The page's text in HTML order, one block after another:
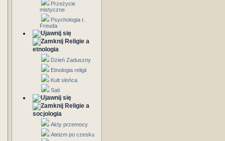
Przeżycie
mistyczne
Psychologia r.
Freuda
Religie a
etnologia
Dzień Zaduszny
Etnologia religii
Kult słońca
Sati
Religie a
socjologia
Akty przemocy
Ateizm po czesku